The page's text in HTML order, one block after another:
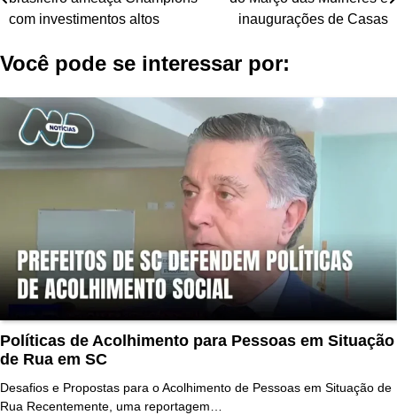
de
com investimentos altos
inaugurações de Casas
Você pode se interessar por:
Políticas de Acolhimento para Pessoas em Situação
de Rua em SC
Desafios e Propostas para o Acolhimento de Pessoas em Situação de
Rua Recentemente, uma reportagem…